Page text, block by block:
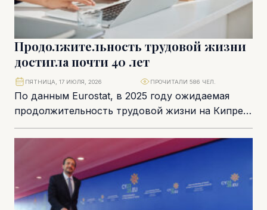
Продолжительность трудовой жизни
достигла почти 40 лет
По данным Eurostat, в 2025 году ожидаемая
продолжительность трудовой жизни на Кипре
достигла 39,5 года – это значительно выше
среднего...
ПЯТНИЦА, 17 ИЮЛЯ, 2026 ПРОЧИТАЛИ 586 ЧЕЛ.